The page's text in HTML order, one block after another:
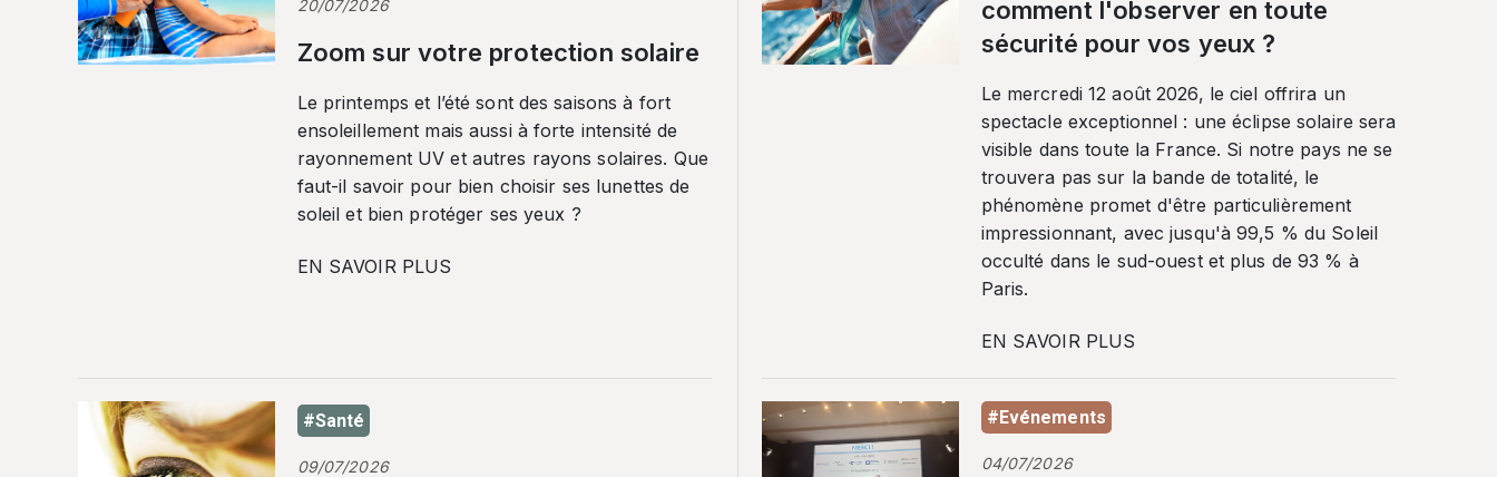
20/07/2026
Zoom sur votre protection solaire
Le printemps et l’été sont des saisons à fort
ensoleillement mais aussi à forte intensité de
rayonnement UV et autres rayons solaires. Que
faut-il savoir pour bien choisir ses lunettes de
soleil et bien protéger ses yeux ?
EN SAVOIR PLUS
comment l'observer en toute
sécurité pour vos yeux ?
Le mercredi 12 août 2026, le ciel offrira un
spectacle exceptionnel : une éclipse solaire sera
visible dans toute la France. Si notre pays ne se
trouvera pas sur la bande de totalité, le
phénomène promet d'être particulièrement
impressionnant, avec jusqu'à 99,5 % du Soleil
occulté dans le sud-ouest et plus de 93 % à
Paris.
EN SAVOIR PLUS
#Santé
09/07/2026
#Evénements
04/07/2026